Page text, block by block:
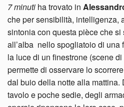
7 minuti ha trovato in
che per sensibilità, intelligenza,
sintonia con questa pièce che
all’alba nello spogliatoio di una
la luce di un finestrone (scene di
permette di osservare lo
dal buio della notte alla
tavolo e poche sedie, degli